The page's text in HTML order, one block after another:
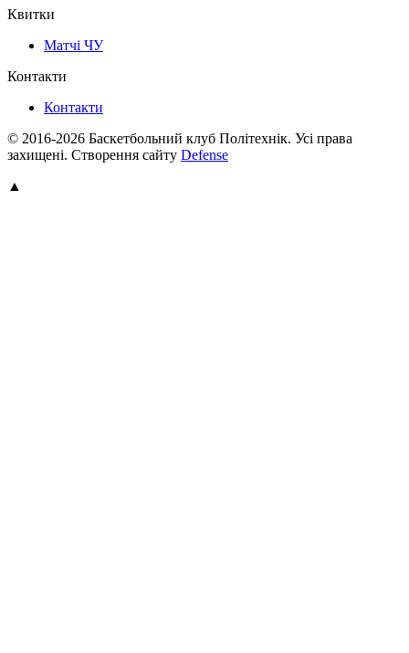
Квитки
Матчі ЧУ
Контакти
Контакти
© 2016-2026 Баскетбольний клуб Політехнік. Усі права
захищені. Створення сайту Defense
▲